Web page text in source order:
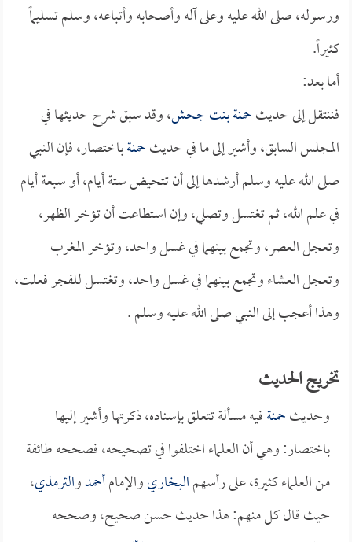
ورسوله، صلى الله عليه وعلى آله وأصحابه وأتباعه، وسلم تسليماً
كثيراً.
أما بعد:
فننتقل إلى حديثحمنة بنت جحش، وقد سبق شرح حديثها في
المجلس السابق، وأشير إلى ما في حديثحمنةباختصار، فإن النبي
صلى الله عليه وسلم أرشدها إلى أن تتحيض ستة أيام، أو سبعة أيام
في علم الله، ثم تغتسل وتصلي، وإن استطاعت أن تؤخر الظهر،
وتعجل العصر، وتجمع بينهما في غسل واحد، وتؤخر المغرب
وتعجل العشاء وتجمع بينهما في غسل واحد، وتغتسل للفجر فعلت،
وهذا أعجب إلى النبي صلى الله عليه وسلم .
تخريج الحديث
وحديثحمنةفيه مسألة تتعلق بإسناده، ذكرتها وأشير إليها
باختصار: وهي أن العلماء اختلفوا في تصحيحه، فصححه طائفة
من العلماء كثيرة، على رأسهمالبخاريوالإمامأحمدوالترمذي،
حيث قال كل منهم: هذا حديث حسن صحيح، وصححه